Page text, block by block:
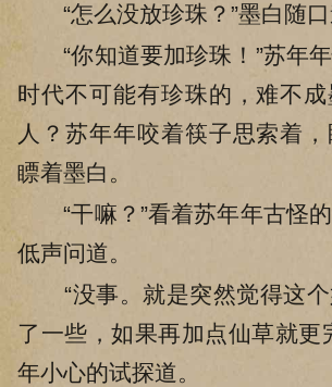
“怎么没放珍珠？”墨白随口
“你知道要加珍珠！”苏年年
时代不可能有珍珠的，难不
人？苏年年咬着筷子思索着
瞟着墨白。
“干嘛？”看着苏年年古怪的
低声问道。
“没事。就是突然觉得这个
了一些，如果再加点仙草就更
年小心的试探道。